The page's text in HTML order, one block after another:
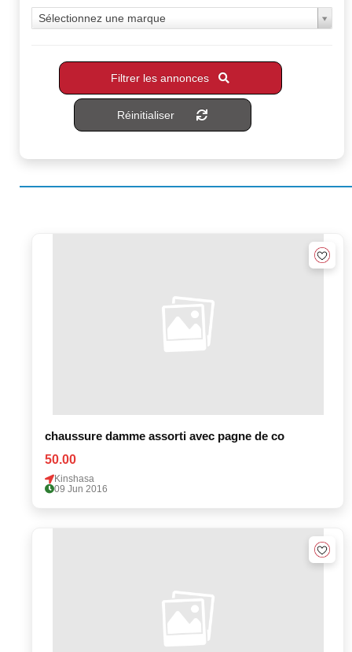
Sélectionnez une marque
Filtrer les annonces
Réinitialiser
chaussure damme assorti avec pagne de co
50.00
Kinshasa
09 Jun 2016